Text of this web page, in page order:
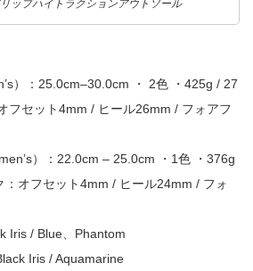
ップハイトラクションアウトソール
）：25.0cm–30.0cm ・ 2色 ・425g / 27
セット4mm / ヒール26mm / フォアフ
）：22.0cm – 25.0cm ・1色 ・376g
オフセット4mm / ヒール24mm / フォ
Iris / Blue、Phantom
Iris / Aquamarine